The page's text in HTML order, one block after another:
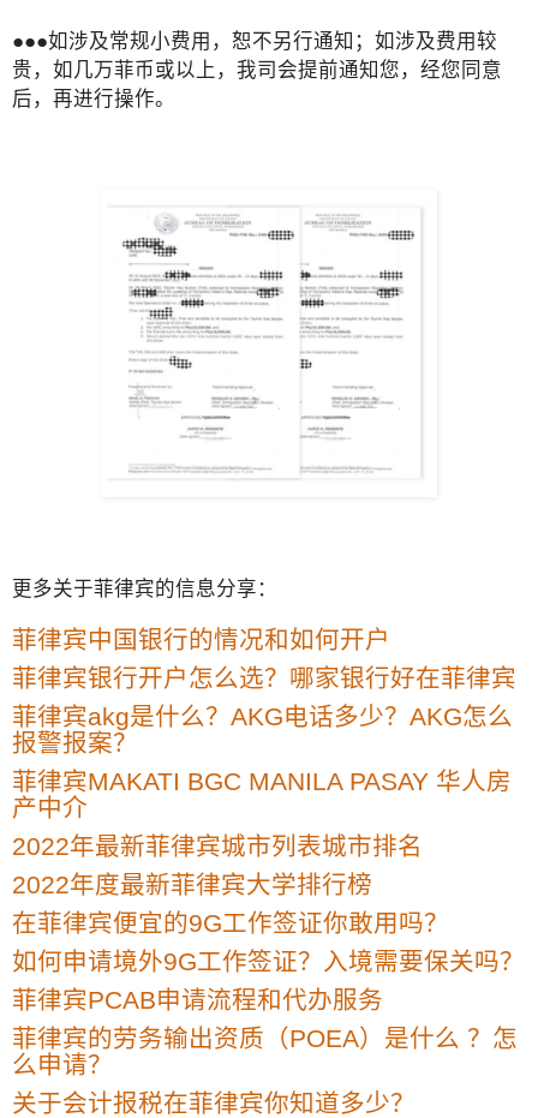
●●●如涉及常规小费用，恕不另行通知；如涉及费用较
贵，如几万菲币或以上，我司会提前通知您，经您同意
后，再进行操作。
更多关于菲律宾的信息分享：
菲律宾中国银行的情况和如何开户
菲律宾银行开户怎么选？哪家银行好在菲律宾
菲律宾akg是什么？AKG电话多少？AKG怎么
报警报案？
菲律宾MAKATI BGC MANILA PASAY 华人房
产中介
2022年最新菲律宾城市列表城市排名
2022年度最新菲律宾大学排行榜
在菲律宾便宜的9G工作签证你敢用吗？
如何申请境外9G工作签证？入境需要保关吗？
菲律宾PCAB申请流程和代办服务
菲律宾的劳务输出资质（POEA）是什么 ？怎
么申请？
关于会计报税在菲律宾你知道多少？